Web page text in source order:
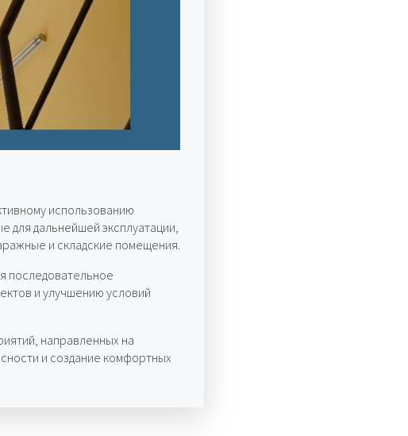
использованию
дальнейшей эксплуатации,
и складские помещения.
последовательное
и улучшению условий
направленных на
и создание комфортных